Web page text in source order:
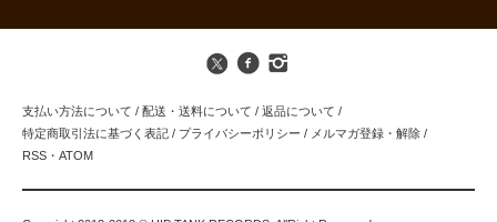
支払い方法について / 配送・送料について / 返品について /
特定商取引法に基づく表記 / プライバシーポリシー / メルマガ登録・解除 /
RSS ・ ATOM